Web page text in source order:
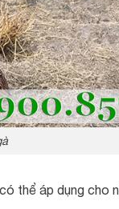
thể áp dụng cho